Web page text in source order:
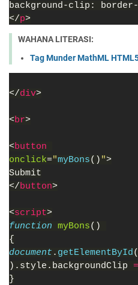
background-clip:
</p>
WAHANA LITERASI:
Tag Munder MathML
</div>
<br>
<button
onclick="myBons() ">
Submit
</button>
<script>
function myBons()
{
document . getElementById (
).style.backgroundClip
}